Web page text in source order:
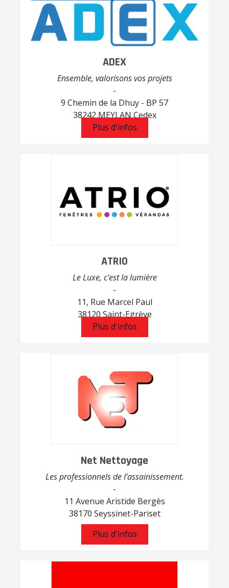
ADEX
Ensemble, valorisons vos projets
-
9 Chemin de la Dhuy - BP 57
38242 MEYLAN Cedex
Plus d'infos
ATRIO
Le Luxe, c'est la lumière
-
11, Rue Marcel Paul
38120 Saint-Egrève
Plus d'infos
Net Nettoyage
Les professionnels de l’assainissement.
-
11 Avenue Aristide Bergès
38170 Seyssinet-Pariset
Plus d'infos